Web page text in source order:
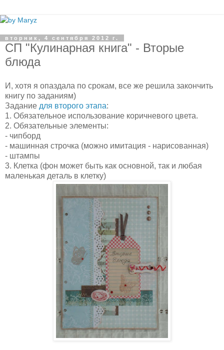
вторник, 4 сентября 2012 г.
СП "Кулинарная книга" - Вторые
блюда
И, хотя я опаздала по срокам, все же решила закончить
книгу по заданиям)
Задание для второго этапа:
1. Обязательное использование коричневого цвета.
2. Обязательные элементы:
- чипборд
- машинная строчка (можно имитация - нарисованная)
- штампы
3. Клетка (фон может быть как основной, так и любая
маленькая деталь в клетку)